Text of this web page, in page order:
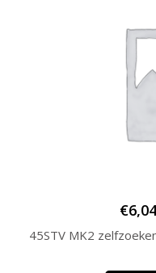
€
45STV MK2